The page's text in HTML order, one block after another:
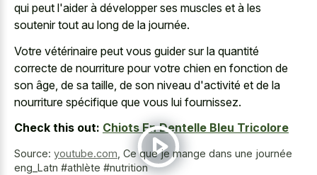
qui peut l'aider à développer ses muscles et à les
soutenir tout au long de la journée.
Votre vétérinaire peut vous guider sur la quantité
correcte de nourriture pour votre chien en fonction de
son âge, de sa taille, de son niveau d'activité et de la
nourriture spécifique que vous lui fournissez.
Check this out: Chiots En Dentelle Bleu Tricolore
Source: youtube.com Ce que je mange dans une journée
eng_Latn #athlète #nutrition